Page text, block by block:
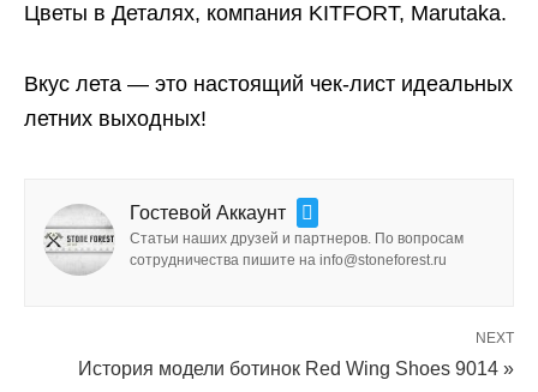
Цветы в Деталях, компания KITFORT, Marutaka.
Вкус лета — это настоящий чек-лист идеальных
летних выходных!
Гостевой Аккаунт
Статьи наших друзей и партнеров. По вопросам
сотрудничества пишите на info@stoneforest.ru
NEXT
История модели ботинок Red Wing Shoes 9014 »